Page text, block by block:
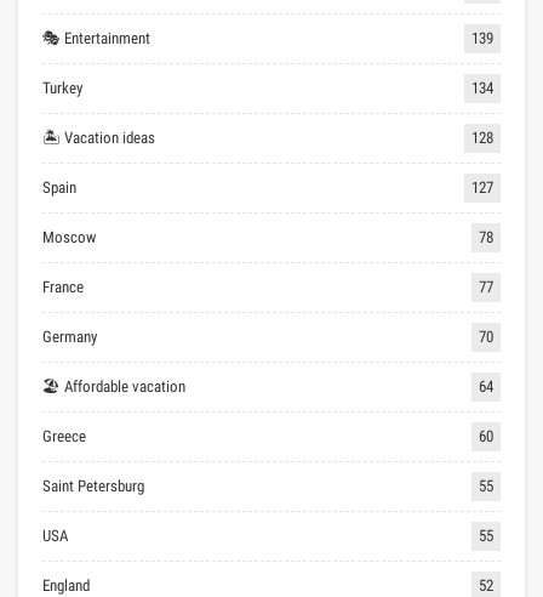
🎭 Entertainment 139
Turkey 134
🏝 Vacation ideas 128
Spain 127
Moscow 78
France 77
Germany 70
🏖 Affordable vacation 64
Greece 60
Saint Petersburg 55
USA 55
England 52